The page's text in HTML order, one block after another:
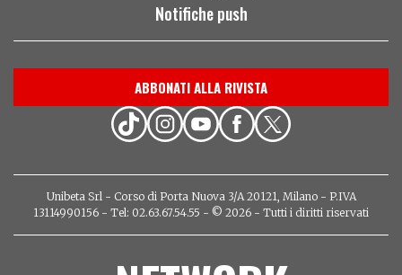
Notifiche push
ABBONATI ALLA RIVISTA
Unibeta Srl - Corso di Porta Nuova 3/A 20121, Milano - P.IVA
13114990156 - Tel: 02.63.67.54.55 - © 2026 - Tutti i diritti riservati